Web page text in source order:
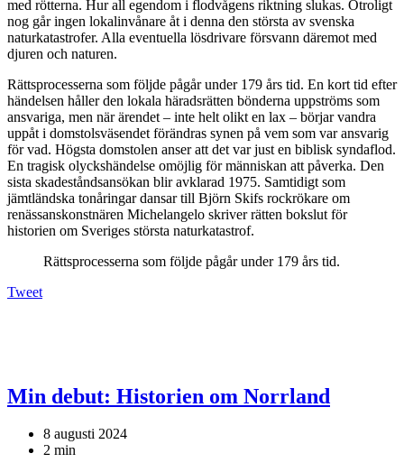
med rötterna. Hur all egendom i flodvågens riktning slukas. Otroligt
nog går ingen lokalinvånare åt i denna den största av svenska
naturkatastrofer. Alla eventuella lösdrivare försvann däremot med
djuren och naturen.
Rättsprocesserna som följde pågår under 179 års tid. En kort tid efter
händelsen håller den lokala häradsrätten bönderna uppströms som
ansvariga, men när ärendet – inte helt olikt en lax – börjar vandra
uppåt i domstolsväsendet förändras synen på vem som var ansvarig
för vad. Högsta domstolen anser att det var just en biblisk syndaflod.
En tragisk olyckshändelse omöjlig för människan att påverka. Den
sista skadeståndsansökan blir avklarad 1975. Samtidigt som
jämtländska tonåringar dansar till Björn Skifs rockrökare om
renässanskonstnären Michelangelo skriver rätten bokslut för
historien om Sveriges största naturkatastrof.
Rättsprocesserna som följde pågår under 179 års tid.
Tweet
Min debut: Historien om Norrland
8 augusti 2024
2 min